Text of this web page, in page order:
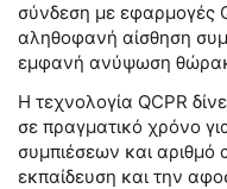
σύνδεση με εφαρμογές
αληθοφανή αίσθηση
εμφανή ανύψωση
Η τεχνολογία QCPR
σε πραγματικό χρόνο
συμπιέσεων και
εκπαίδευση και την